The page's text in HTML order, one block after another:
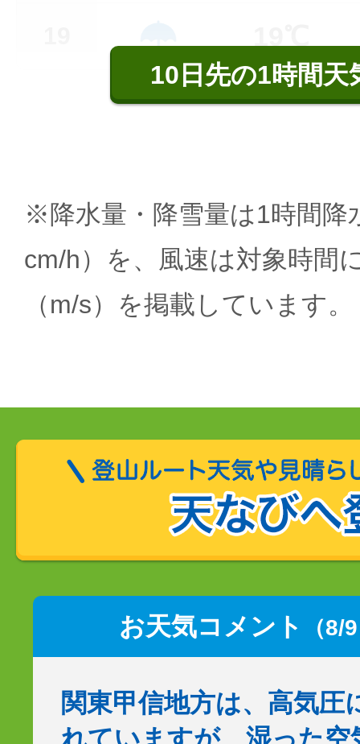
10日先の1時間天
※降水量・降雪量は1時間降
cm/h）を、風速は対象時間
（m/s）を掲載しています。
お天気コメント （8/
関東甲信地方は、高気圧